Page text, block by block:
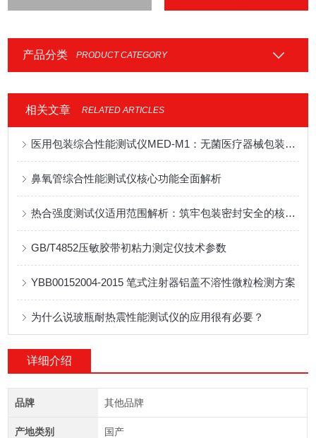
产品分类 PRODUCT CATEGORY
相关文章 RELATED ARTICLES
医用包装综合性能测试仪MED-M1：无菌医疗器械包装多指标检测设备应用说明
鼻氧管综合性能测试仪核心功能全面解析
热合强度测试仪适用范围解析：筑牢包装密封安全的核心防线
GB/T4852压敏胶带初粘力测定仪技术参数
YBB00152004-2015 笔式注射器铝盖不溶性微粒检测方案
为什么说玻瓶耐热震性能测试仪的应用很有必要？
详细介绍
品牌 其他品牌
产地类别 国产